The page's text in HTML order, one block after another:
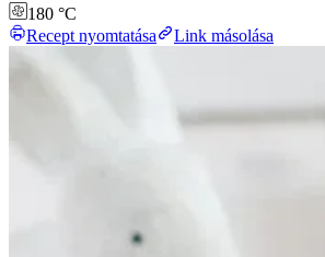
180 °C
Recept nyomtatása
Link másolása